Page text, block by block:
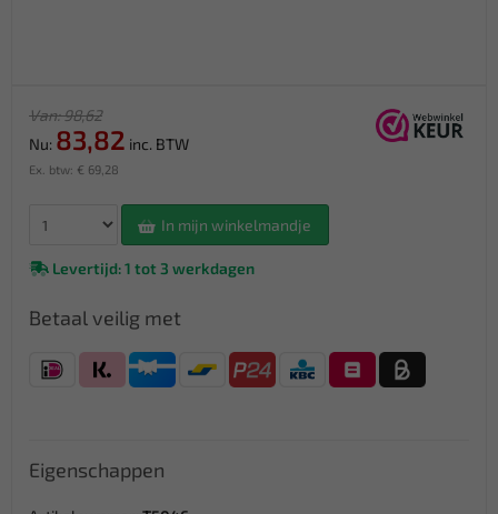
Van: 98,62
Nu: 83,82 inc. BTW
Ex. btw: € 69,28
In mijn winkelmandje
Levertijd: 1 tot 3 werkdagen
Betaal veilig met
Eigenschappen